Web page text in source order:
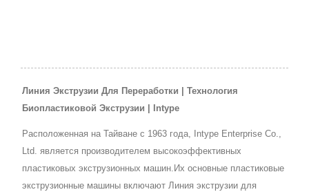
Линия Экструзии Для Переработки | Технология
Биопластиковой Экструзии | Intype
Расположенная на Тайване с 1963 года, Intype Enterprise Co.,
Ltd. является производителем высокоэффективных
пластиковых экструзионных машин.Их основные пластиковые
экструзионные машины включают Линия экструзии для